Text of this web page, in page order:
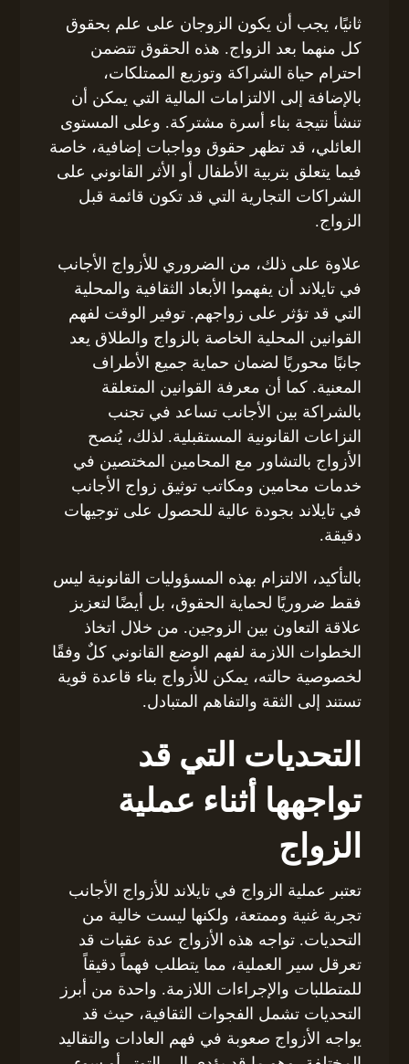
ثانيًا، يجب أن يكون الزوجان على علم بحقوق
كل منهما بعد الزواج. هذه الحقوق تتضمن
احترام حياة الشراكة وتوزيع الممتلكات،
بالإضافة إلى الالتزامات المالية التي يمكن أن
تنشأ نتيجة بناء أسرة مشتركة. وعلى المستوى
العائلي، قد تظهر حقوق وواجبات إضافية، خاصة
فيما يتعلق بتربية الأطفال أو الأثر القانوني على
الشراكات التجارية التي قد تكون قائمة قبل
الزواج.
علاوة على ذلك، من الضروري للأزواج الأجانب
في تايلاند أن يفهموا الأبعاد الثقافية والمحلية
التي قد تؤثر على زواجهم. توفير الوقت لفهم
القوانين المحلية الخاصة بالزواج والطلاق يعد
جانبًا محوريًا لضمان حماية جميع الأطراف
المعنية. كما أن معرفة القوانين المتعلقة
بالشراكة بين الأجانب تساعد في تجنب
النزاعات القانونية المستقبلية. لذلك، يُنصح
الأزواج بالتشاور مع المحامين المختصين في
خدمات محامين ومكاتب توثيق زواج الأجانب
في تايلاند بجودة عالية للحصول على توجيهات
دقيقة.
بالتأكيد، الالتزام بهذه المسؤوليات القانونية ليس
فقط ضروريًا لحماية الحقوق، بل أيضًا لتعزيز
علاقة التعاون بين الزوجين. من خلال اتخاذ
الخطوات اللازمة لفهم الوضع القانوني كلٌ وفقًا
لخصوصية حالته، يمكن للأزواج بناء قاعدة قوية
تستند إلى الثقة والتفاهم المتبادل.
التحديات التي قد
تواجهها أثناء عملية
الزواج
تعتبر عملية الزواج في تايلاند للأزواج الأجانب
تجربة غنية وممتعة، ولكنها ليست خالية من
التحديات. تواجه هذه الأزواج عدة عقبات قد
تعرقل سير العملية، مما يتطلب فهماً دقيقاً
للمتطلبات والإجراءات اللازمة. واحدة من أبرز
التحديات تشمل الفجوات الثقافية، حيث قد
يواجه الأزواج صعوبة في فهم العادات والتقاليد